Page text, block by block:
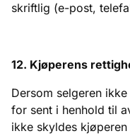
skriftlig (e-post,
12. Kjøperens
Dersom selgeren
for sent i henhold til
ikke skyldes